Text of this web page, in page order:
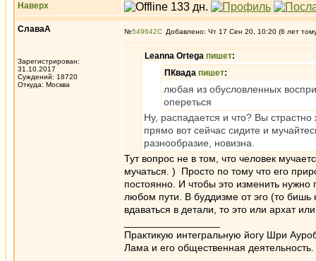
Наверх
СлаваА
Зарегистрирован:
31.10.2017
Суждений: 18720
Откуда: Москва
№549642 Добавлено: Чт 17 Сен 20, 10:20 (6 лет
Leanna Ortega пишет:
ПКвада пишет:
любая из обусловленных
опереться
Ну, распадается и что? Вы
прямо вот сейчас сидите и
разнообразие, новизна.
Тут вопрос не в том, что человек
мучаться. ) Просто по тому что его
постоянно. И чтобы это изменить нужно
любом пути. В буддизме от эго (то бишь
вдаваться в детали, то это или архат
Практикую интегральную йогу Шри
Лама и его общественная деятельность.